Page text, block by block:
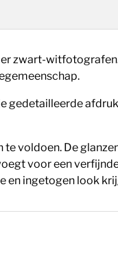
zwart-
gedetailleerde
voldoen. De
voor een
en ingetogen look